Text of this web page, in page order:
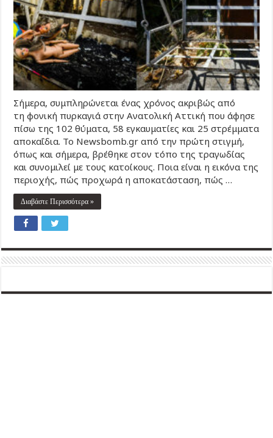
Σήμερα, συμπληρώνεται ένας χρόνος ακριβώς από
τη φονική πυρκαγιά στην Ανατολική Αττική που άφησε
πίσω της 102 θύματα, 58 εγκαυματίες και 25 στρέμματα
αποκαΐδια. Το Newsbomb.gr από την πρώτη στιγμή,
όπως και σήμερα, βρέθηκε στον τόπο της τραγωδίας
και συνομιλεί με τους κατοίκους. Ποια είναι η εικόνα της
περιοχής, πώς προχωρά η αποκατάσταση, πώς …
Διαβάστε Περισσότερα »